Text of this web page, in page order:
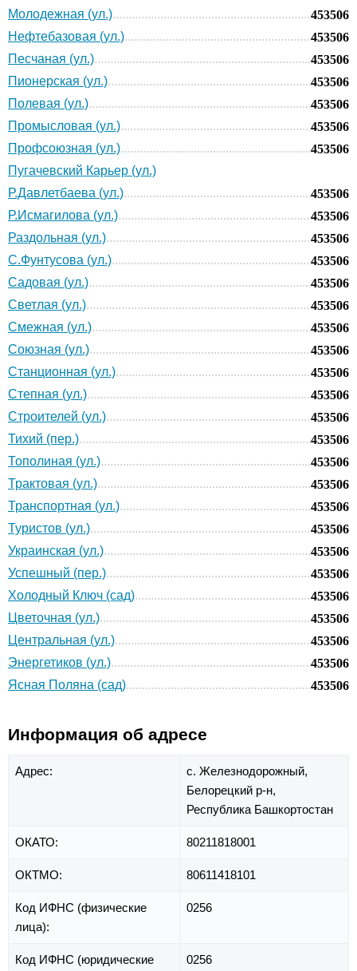
Молодежная (ул.)
453506
Нефтебазовая (ул.)
453506
Песчаная (ул.)
453506
Пионерская (ул.)
453506
Полевая (ул.)
453506
Промысловая (ул.)
453506
Профсоюзная (ул.)
453506
Пугачевский Карьер (ул.)
Р.Давлетбаева (ул.)
453506
Р.Исмагилова (ул.)
453506
Раздольная (ул.)
453506
С.Фунтусова (ул.)
453506
Садовая (ул.)
453506
Светлая (ул.)
453506
Смежная (ул.)
453506
Союзная (ул.)
453506
Станционная (ул.)
453506
Степная (ул.)
453506
Строителей (ул.)
453506
Тихий (пер.)
453506
Тополиная (ул.)
453506
Трактовая (ул.)
453506
Транспортная (ул.)
453506
Туристов (ул.)
453506
Украинская (ул.)
453506
Успешный (пер.)
453506
Холодный Ключ (сад)
453506
Цветочная (ул.)
453506
Центральная (ул.)
453506
Энергетиков (ул.)
453506
Ясная Поляна (сад)
453506
Информация об адресе
Адрес:
с. Железнодорожный,
Белорецкий р-н,
Республика Башкортостан
ОКАТО: 80211818001
ОКТМО: 80611418101
Код ИФНС (физические
лица):
0256
Код ИФНС (юридические
0256